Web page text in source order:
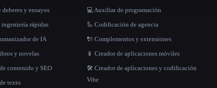
y ensayos
rápidas
de IA
y novelas
contenido y SEO
texto
💻 Auxiliar de programación
🦾 Codificación de agencia
🔌 Complementos y extensiones
📱 Creador de aplicaciones móviles
🛠️ Creador de aplicaciones y codificación
Vibe